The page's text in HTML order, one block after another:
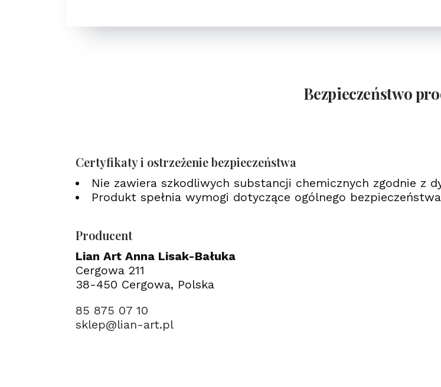
Bezpieczeństwo
Certyfikaty i ostrzeżenie bezpieczeństwa
Nie zawiera szkodliwych substancji chemicznych zgodnie z
Produkt spełnia wymogi dotyczące ogólnego
Producent
Lian Art Anna Lisak-Bałuka
Cergowa 211
38-450 Cergowa, Polska
85 875 07 10
sklep@lian-art.pl